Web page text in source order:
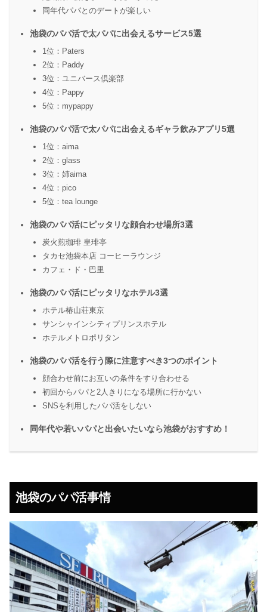
同年代パパとのデートが楽しい
池袋のパパ活で太パパに出会えるサービス5選
1位：Paters
2位：Paddy
3位：ユニバース倶楽部
4位：Pappy
5位：mypappy
池袋のパパ活で太パパに出会えるギャラ飲みアプリ5選
1位：aima
2位：glass
3位：姉aima
4位：pico
5位：tea lounge
池袋のパパ活にピッタリな顔合わせ場所3選
炭火煎珈琲 皇琲亭
タカセ池袋本店 コーヒーラウンジ
カフェ・ド・巴里
池袋のパパ活にピッタリなホテル3選
ホテル椿山荘東京
サンシャインシティプリンスホテル
ホテルメトロポリタン
池袋のパパ活を行う際に注意すべき3つのポイント
顔合わせ前にお互いの条件をすり合わせる
初回からパパと2人きりになる場所に行かない
SNSを利用したパパ活をしない
同年代や若いパパと出会いたいなら池袋がおすすめ！
池袋のパパ活事情